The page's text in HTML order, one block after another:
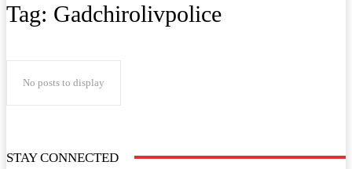
Tag: Gadchirolivpolice
No posts to display
STAY CONNECTED